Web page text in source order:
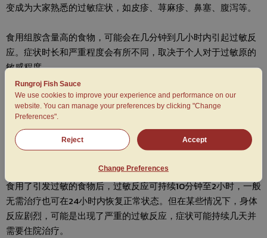
变成为大家熟悉的过敏症状，如皮疹、荨麻疹、鼻塞、腹泻等。
食用组胺含量高的食物，可能会在几分钟到几小时内引起过敏反
应。症状时长和严重程度会有所不同，取决于个人对于过敏原的
敏感程度。
症状分为四类：
1.皮肤科系统：皮疹、荨麻疹、炎症。
2.胃肠系统：恶心、呕吐、腹泻、胃痛。
3.血液循环系统：脉搏快、头晕、血压低。
食用了引发过敏的食物后，过敏反应可持续10分钟至2小时，一般
无需治疗也可在24小时内恢复正常状态。但在某些情况下，身体
反应剧烈，可能是出现了严重的过敏反应，症状可能持续几天并
需要住院治疗。
Rungroj Fish Sauce
We use cookies to improve your experience and performance on our
website. You can manage your preferences by clicking "Change
Preferences".
Reject Accept
Change Preferences